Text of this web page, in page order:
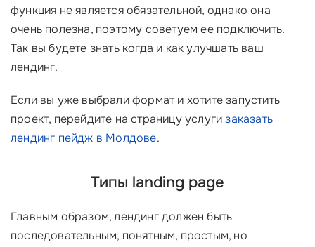
функция не является обязательной, однако она
очень полезна, поэтому советуем ее подключить.
Так вы будете знать когда и как улучшать ваш
лендинг.
Если вы уже выбрали формат и хотите запустить
проект, перейдите на страницу услугизаказать
лендинг пейдж в Молдове.
Типы landing page
Главным образом, лендинг должен быть
последовательным, понятным, простым, но